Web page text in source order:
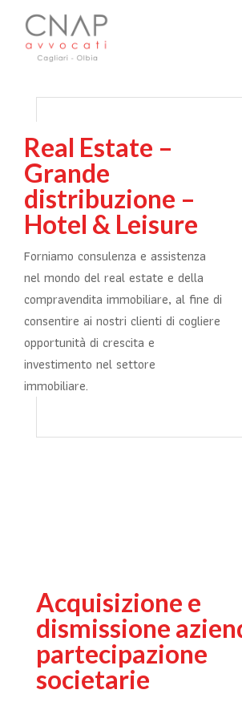
Real Estate –
Grande
distribuzione –
Hotel & Leisure
Forniamo consulenza e assistenza
nel mondo del real estate e della
compravendita immobiliare, al fine di
consentire ai nostri clienti di cogliere
opportunità di crescita e
investimento nel settore
immobiliare.
Acquisizione e
dismissione
partecipazione
societarie